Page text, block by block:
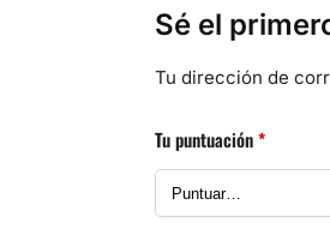
Sé el
Tu dirección de
Tu puntuación*